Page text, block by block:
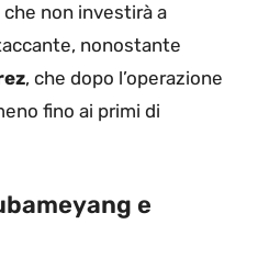
che non investirà a
nonostante
, che dopo l’operazione
fino ai primi di
e